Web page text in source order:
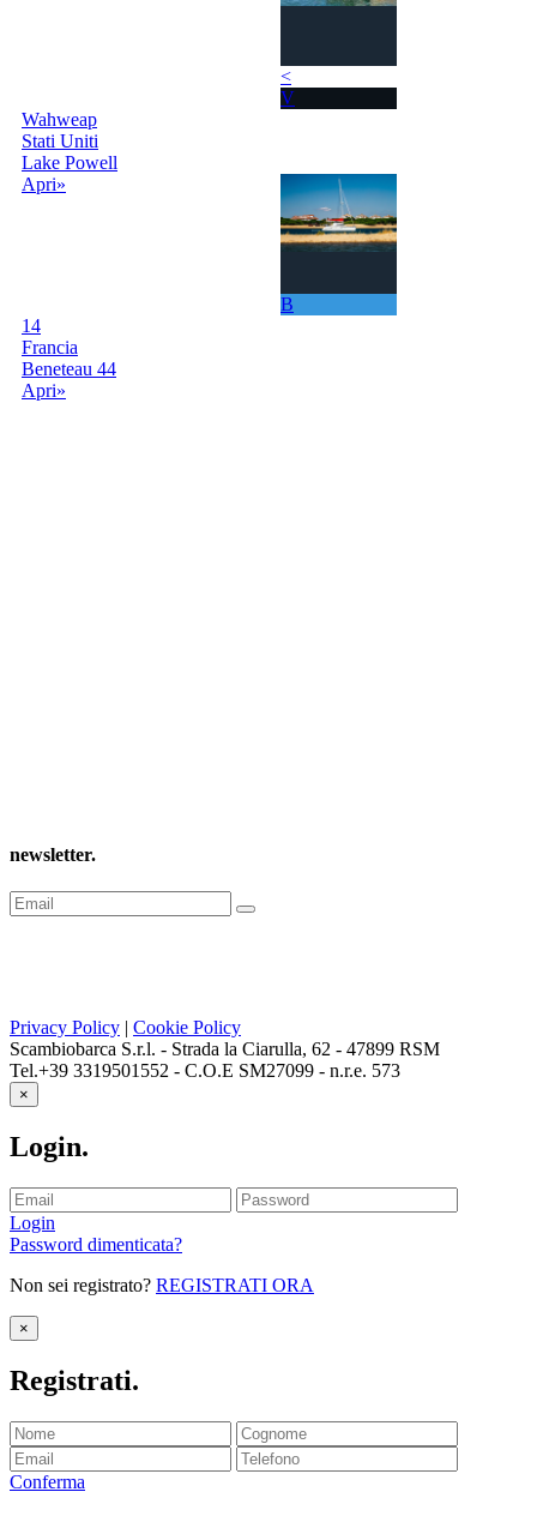
<
V
Wahweap
Stati Uniti
Lake Powell
Apri»
B
14
Francia
Beneteau 44
Apri»
newsletter.
Privacy Policy | Cookie Policy
Scambiobarca S.r.l. - Strada la Ciarulla, 62 - 47899 RSM
Tel.+39 3319501552 - C.O.E SM27099 - n.r.e. 573
×
Login.
Login
Password dimenticata?
Non sei registrato? REGISTRATI ORA
×
Registrati.
Conferma